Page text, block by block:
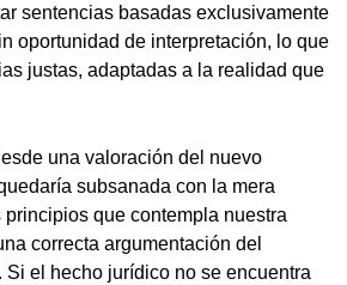
sentencias basadas exclusivamente
oportunidad de interpretación, lo que
justas, adaptadas a la realidad que
una valoración del nuevo
subsanada con la mera
que contempla nuestra
correcta argumentación del
Si el hecho jurídico no se encuentra